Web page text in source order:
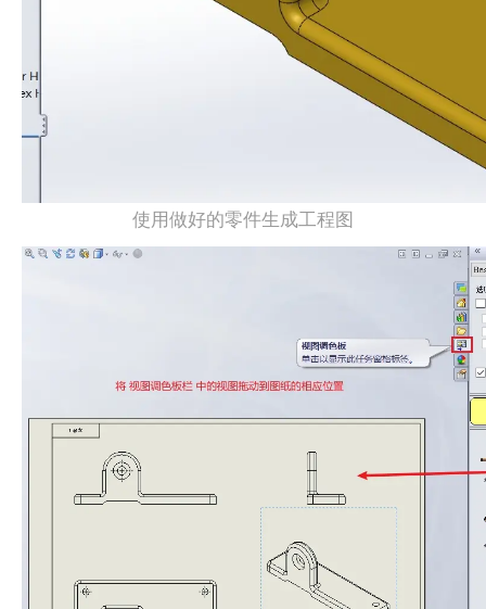
使用做好的零件生成工程图